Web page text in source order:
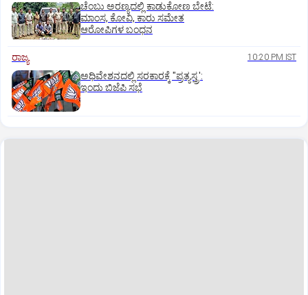
ಚೆಂಬು ಅರಣ್ಯದಲ್ಲಿ ಕಾಡುಕೋಣ ಬೇಟೆ:
ಮಾಂಸ, ಕೋವಿ, ಕಾರು ಸಮೇತ
ಆರೋಪಿಗಳ ಬಂಧನ
ರಾಜ್ಯ 10:20 PM IST
ಅಧಿವೇಶನದಲ್ಲಿ ಸರಕಾರಕ್ಕೆ "ಪ್ರತ್ಯಸ್ತ್ರ':
ಇಂದು ಬಿಜೆಪಿ ಸಭೆ